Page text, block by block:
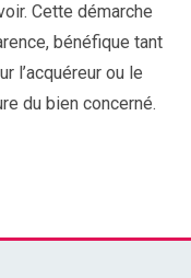
Cette démarche
bénéfique tant
l’acquéreur ou le
du bien concerné.